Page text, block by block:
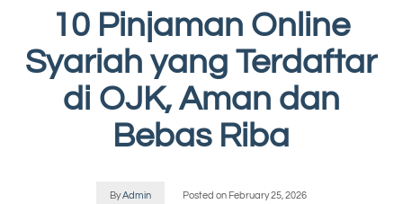
10 Pinjaman Online
Syariah yang Terdaftar
di OJK, Aman dan
Bebas Riba
ByAdmin Posted on February 25, 2026